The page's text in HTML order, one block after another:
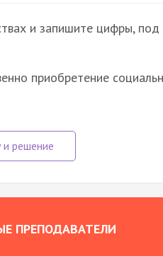
и запишите цифры,
приобретение
ПРЕПОДАВАТЕЛИ